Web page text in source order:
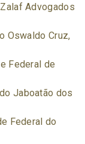
Advogados
Oswaldo Cruz,
Federal de
Jaboatão dos
Federal do